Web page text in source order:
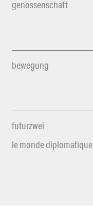
genossenschaft
bewegung
futurzwei
le monde diplomatique